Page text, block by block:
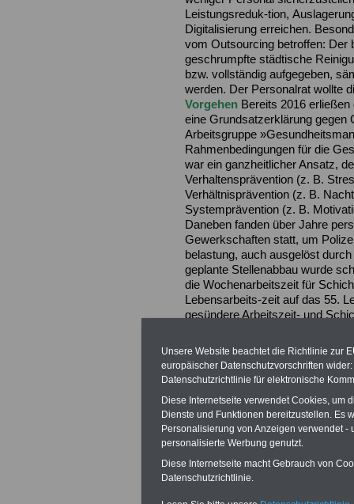
Leistungsreduk-tion,
Digitalisierung erreichen.
vom Outsourcing betroffen: Der
geschrumpfte städtische
bzw. vollständig aufgegeben,
werden. Der Personalrat wollte
Vorgehen Bereits 2016
eine Grundsatzerklärung gegen
Arbeitsgruppe
Rahmenbedingungen für die
war ein ganzheitlicher Ansatz,
Verhaltensprävention (z. B.
Verhältnisprävention (z. B.
Systemprävention (z. B.
Daneben fanden über Jahre
Gewerkschaften statt, um
belastung, auch ausgelöst
geplante Stellenabbau wurde
die Wochenarbeitszeit für
Lebensarbeits-zeit auf das 55.
gesündere Arbeitszeit- und
Unsere Website beachtet die Richtlinie zur
europäischer Datenschutzvorschriften
Datenschutzrichtlinie für elektronische
Diese Internetseite verwendet Cookies, um
Dienste und Funktionen bereitzustellen. Es
Personalisierung von Anzeigen verwendet
personalisierte Werbung genutzt.
Diese Internetseite macht Gebrauch von
Datenschutzrichtlinie.